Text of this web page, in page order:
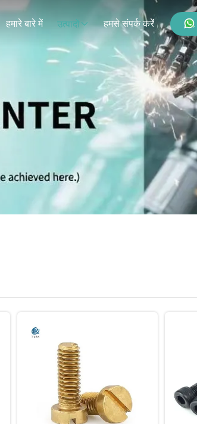
हमारे बारे में उत्पादों हमसे संपर्क करें